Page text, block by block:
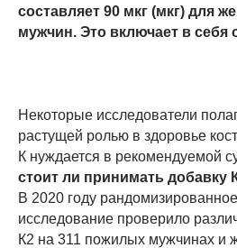
составляет 90 мкг (мкг) для
мужчин. Это включает в
Некоторые исследователи
растущей ролью в здоровье
К нуждается в рекомендуемой
стоит ли принимать добавку
В 2020 году
исследование проверило
К2 на 311 пожилых мужчинах и